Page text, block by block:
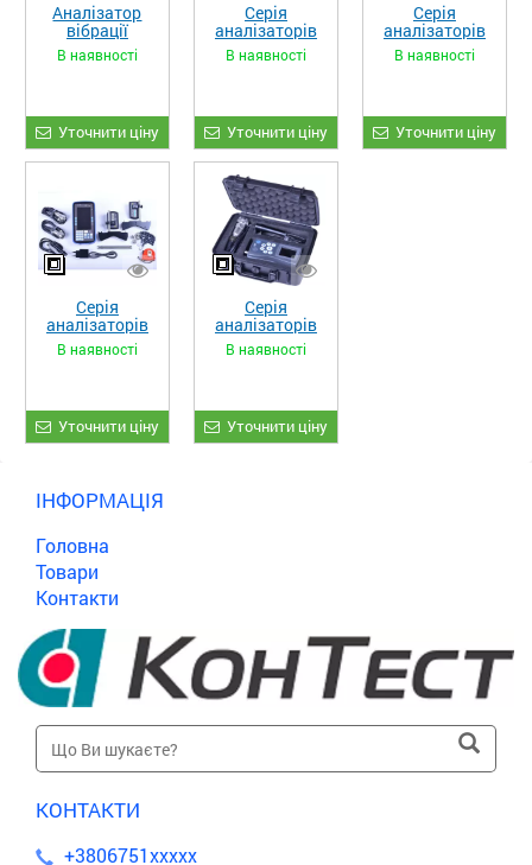
Аналізатор
вібрації
7M701TXV
В наявності
Уточнити ціну
Серія
аналізаторів
7M701TXV,
версія 5C4
В наявності
Уточнити ціну
Серія
аналізаторів
7M701TXV,
версія C2qbM
В наявності
Уточнити ціну
Серія
аналізаторів
7M701TXV,
версія 5C2qbM
В наявності
Уточнити ціну
Серія
аналізаторів
7M107VF —
базова модель
В наявності
Уточнити ціну
ІНФОРМАЦІЯ
Головна
Товари
Контакти
КОНТАКТИ
+3806751xxxxx